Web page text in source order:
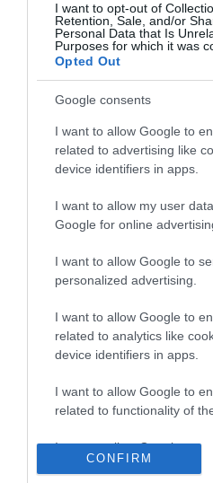
I want to opt-out of
Retention, Sale, and/or
Personal Data that Is
Purposes for which it was
Opted Out
Google consents
I want to allow Google to
related to advertising like
device identifiers in apps.
I want to allow my user
Google for online
I want to allow Google to
personalized advertising.
I want to allow Google to
related to analytics like
device identifiers in apps.
I want to allow Google to
related to functionality of
I want to allow Google to
related to personalization.
CONFIRM
παραγγελιών και
Η χρέωση στην
είναι ετήσια ούτως
και οι επαγγελματίες
να μπορούν να
προϊόντα από 11
οποίων μόδα, υγεία και
βρεφικά είδη,
Το ecouriermarket.com
στους χρήστες να
τις παραγγελίες που
καθώς και να
την ώρα της
επίσης, live τεχνική